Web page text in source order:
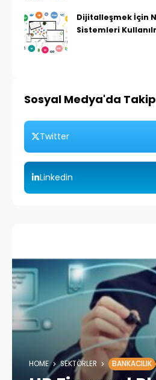
Dijitalleşmek İçin
Sistemleri
Sosyal Medya'da
Twitter
Linkedin
HOME SEKTÖRLER BANKACILIK